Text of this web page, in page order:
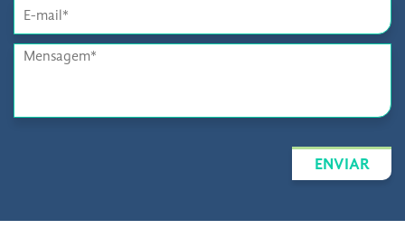
ENVIAR